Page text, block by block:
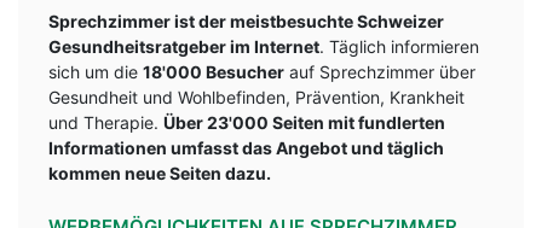
Sprechzimmer ist der meistbesuchte Schweizer
Gesundheitsratgeber im Internet. Täglich informieren
sich um die 18'000 Besucher auf Sprechzimmer über
Gesundheit und Wohlbefinden, Prävention, Krankheit
und Therapie. Über 23'000 Seiten mit fundlerten
Informationen umfasst das Angebot und täglich
kommen neue Seiten dazu.